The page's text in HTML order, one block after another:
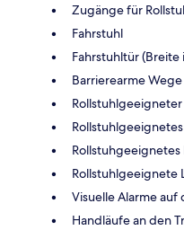
Zugänge für
Fahrstuhl
Fahrstuhltür
Barrierearme Wege
Rollstuhgeeignetes
Rollstuhlgeeignete
Visuelle Alarme auf
Handläufe an den